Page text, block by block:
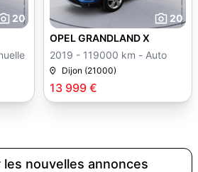
20
km - Manuelle
20
13 999 €
OPEL GRANDLAND X
2019 - 119000 km - Auto
Dijon (21000)
les nouvelles annonces